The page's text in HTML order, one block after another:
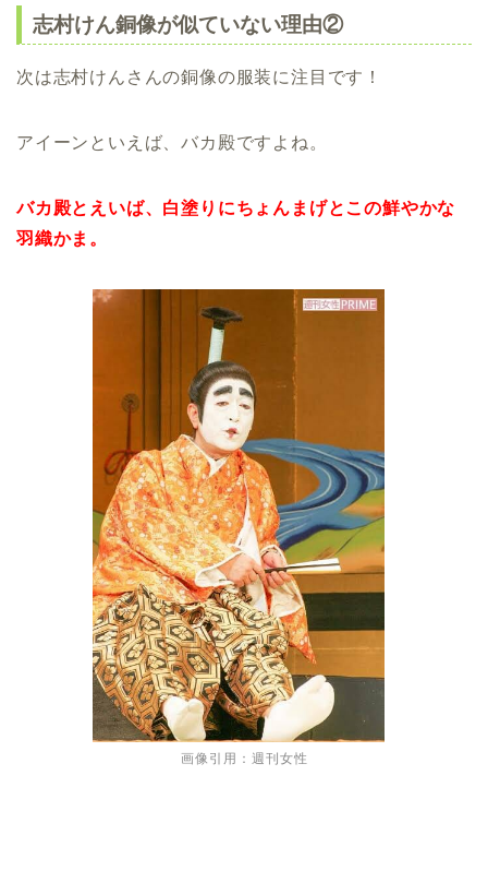
志村けん銅像が似ていない理由②
次は志村けんさんの銅像の服装に注目です！
アイーンといえば、バカ殿ですよね。
バカ殿とえいば、白塗りにちょんまげとこの鮮やかな
羽織かま。
画像引用：週刊女性